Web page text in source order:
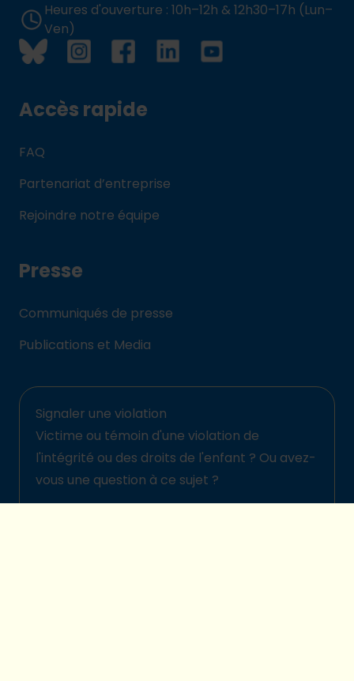
Heures d'ouverture : 10h–12h & 12h30–17h (Lun–
Ven)
Accès rapide
FAQ
Partenariat d’entreprise
Rejoindre notre équipe
Presse
Communiqués de presse
Publications et Media
Signaler une violation
Victime ou témoin d'une violation de
l'intégrité ou des droits de l'enfant ? Ou avez-
vous une question à ce sujet ?